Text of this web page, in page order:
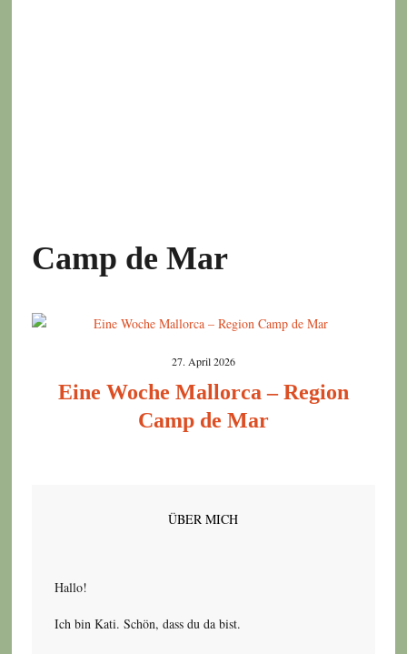
Camp de Mar
27. April 2026
Eine Woche Mallorca – Region
Camp de Mar
ÜBER MICH
Hallo!
Ich bin Kati. Schön, dass du da bist.